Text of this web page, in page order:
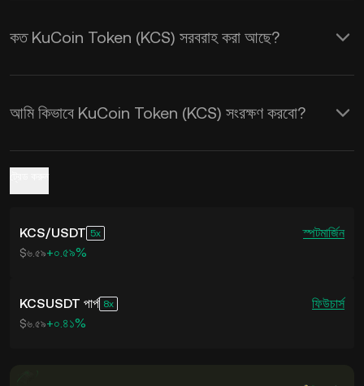
কত KuCoin Token (KCS) সরবরাহ করা আছে?
আমি কিভাবে KuCoin Token (KCS) সংরক্ষণ করবো?
KCS/USDT 5 স্পটমার্জিন
$৬.৫৯+০.৫৯%
KCSUSDT পার্প 8 ফিউচার্স
$৬.৫৯+০.৪১%